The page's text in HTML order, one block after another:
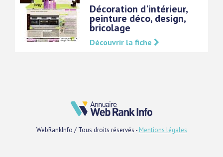
Décoration d'intérieur,
peinture déco, design,
bricolage
Découvrir la fiche
WebRankInfo / Tous droits réservés - Mentions légales